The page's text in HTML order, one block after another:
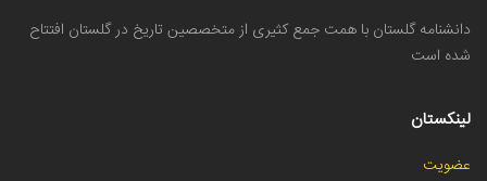
دانشنامه گلستان با همت جمع کثیری از متخصصین تاریخ در گلستان افتتاح
شده است
لینکستان
عضویت